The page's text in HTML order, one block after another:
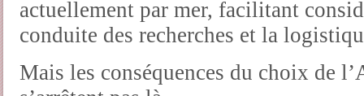
actuellement par mer, facilitant
conduite des recherches et la
Mais les conséquences du choix de